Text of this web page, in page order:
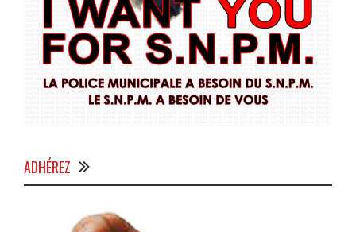
ADHÉREZ